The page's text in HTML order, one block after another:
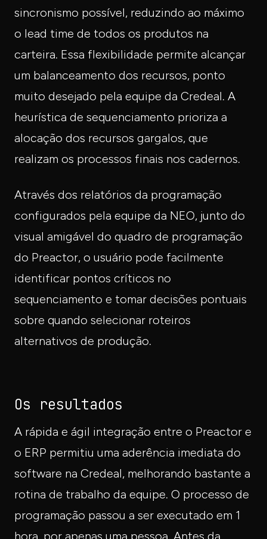
sincronismo possível, reduzindo ao máximo
o lead time de todos os produtos na
carteira. Essa flexibilidade permite alcançar
um balanceamento dos recursos, ponto
muito desejado pela equipe da Credeal. A
heurística de sequenciamento prioriza a
alocação dos recursos gargalos, que
realizam os processos finais nos cadernos.
Através dos relatórios da programação
configurados pela equipe da NEO, junto do
visual amigável do quadro de programação
do Preactor, o usuário pode facilmente
identificar pontos críticos no
sequenciamento e tomar decisões pontuais
sobre quando selecionar roteiros
alternativos de produção.
Os resultados
A rápida e ágil integração entre o Preactor e
o ERP permitiu uma aderência imediata do
software na Credeal, melhorando bastante a
rotina de trabalho da equipe. O processo de
programação passou a ser executado em 1